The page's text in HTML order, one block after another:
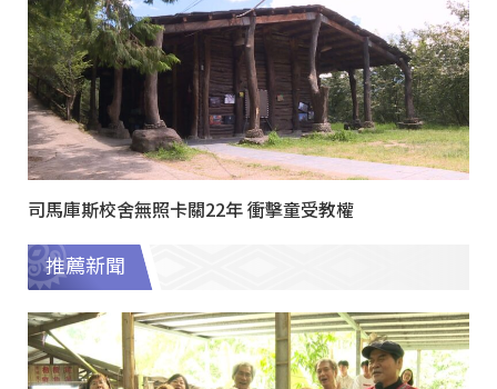
司馬庫斯校舍無照卡關22年 衝擊童受教權
推薦新聞